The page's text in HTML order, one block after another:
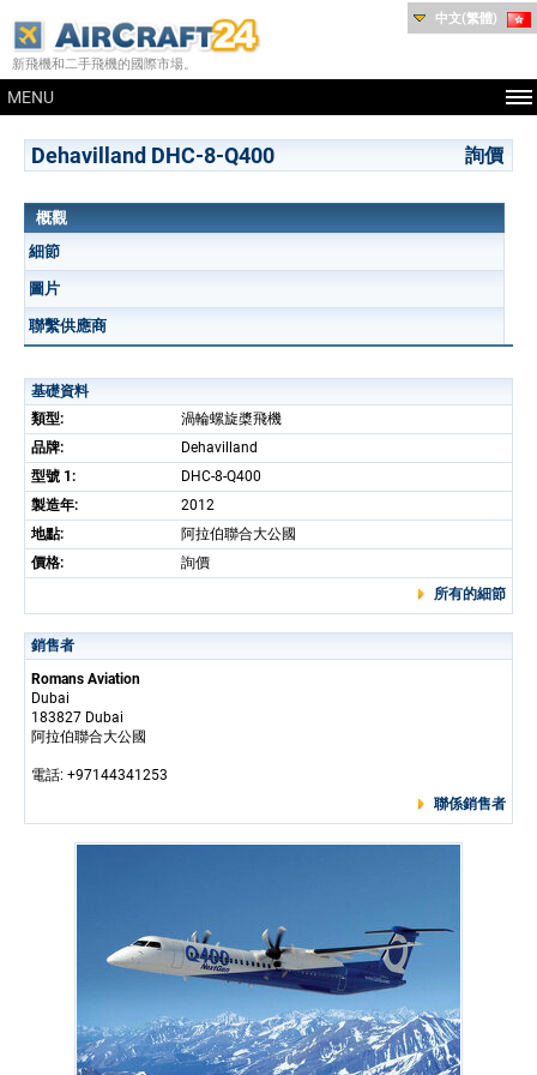
新飛機和二手飛機的國際市場。
MENU
中文(繁體)
Dehavilland DHC-8-Q400 詢價
概觀
細節
圖片
聯繫供應商
基礎資料
類型:
渦輪螺旋槳飛機
品牌:
Dehavilland
型號 1:
DHC-8-Q400
製造年:
2012
地點:
阿拉伯聯合大公國
價格:
詢價
所有的細節
銷售者
Romans Aviation
Dubai
183827 Dubai
阿拉伯聯合大公國
電話: +97144341253
聯係銷售者